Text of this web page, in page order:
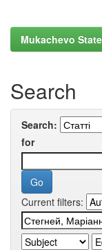
Mukachevo
Search
Search:
for
Current filters: